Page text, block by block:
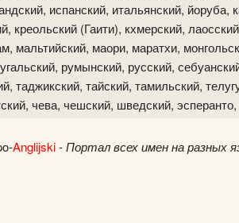
испанский, итальянский, йоруба,
креольский (Гаити), кхмерский,
мальтийский, маори, маратхи,
румынский, русский,
таджикский, тайский, тамильский,
чева, чешский, шведский,
Anglijski-Портал всех имен на разных